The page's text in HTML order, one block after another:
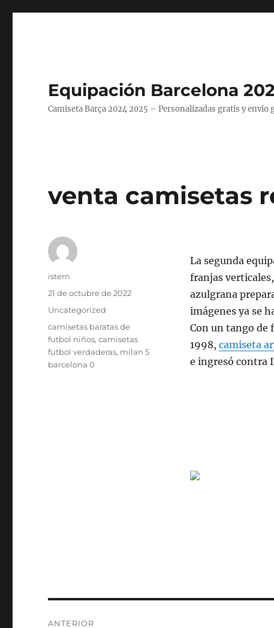
Equipación Barcelona
Camiseta Barça 2024 2025 – Personalizadas gratis y
venta camisetas
La segunda
franjas verticales,
azulgrana
imágenes ya se
Con un tango de
1998, camiseta
e ingresó contra
Autor
istern
Publicado
21 de octubre de 2022
Categorías
Uncategorized
Etiquetas
camisetas baratas de
futbol niños,camisetas
futbol verdaderas, milan 5
barcelona 0
ANTERIOR